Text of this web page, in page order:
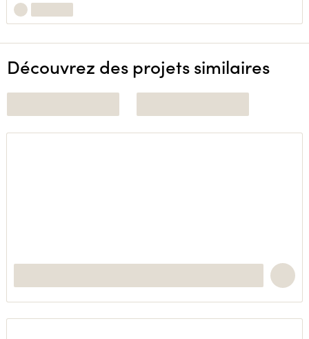
Découvrez des projets similaires